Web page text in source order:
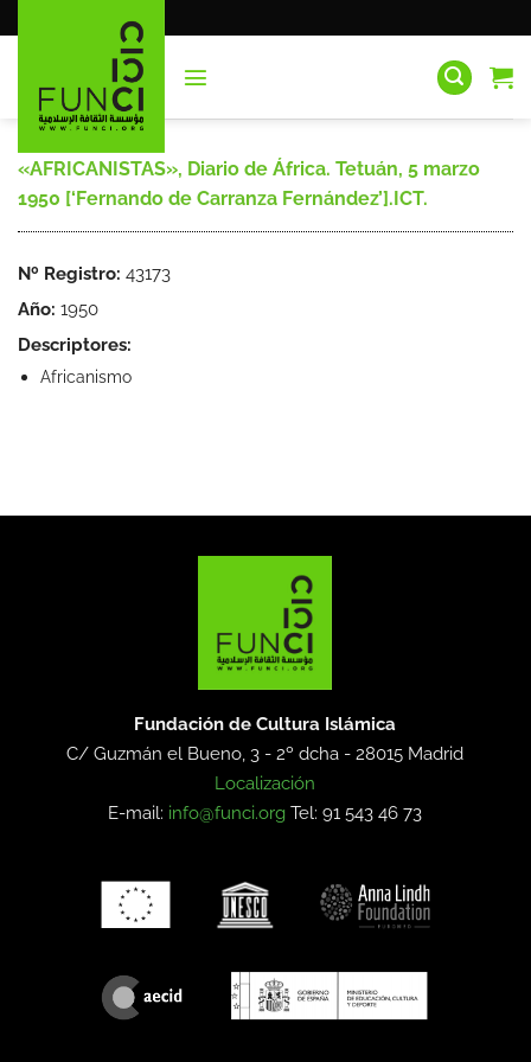
al
«AFRICANISTAS», Diario de África. Tetuán, 5 marzo
1950 [‘Fernando de Carranza Fernández’].ICT.
Nº Registro: 43173
Año: 1950
Descriptores:
Africanismo
Fundación de Cultura Islámica
C/ Guzmán el Bueno, 3 - 2º dcha -28015 Madrid
Localización
E-mail: info@funci.org Tel: 91 543 46 73